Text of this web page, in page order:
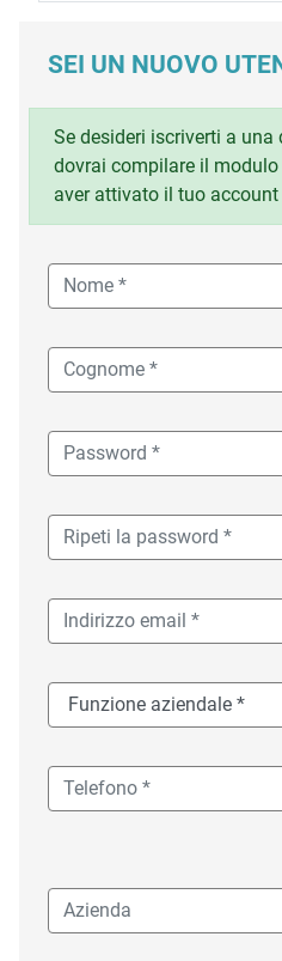
SEI UN NUOVO
Se desideri iscriverti a
dovrai compilare il
aver attivato il tuo account